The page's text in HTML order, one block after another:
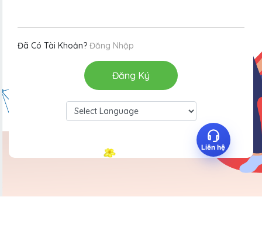
Đã Có Tài Khoản? Đăng Nhập
Đăng Ký
Powered by
Liên hệ